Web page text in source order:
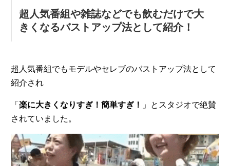
超人気番組や雑誌などでも飲むだけで大
きくなるバストアップ法として紹介！
超人気番組でもモデルやセレブのバストアップ法として
紹介され
「 楽に大きくなりすぎ！簡単すぎ！
」とスタジオで絶賛
されていました。